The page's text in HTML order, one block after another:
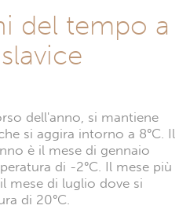
del tempo a
dell'anno, si mantiene
si aggira intorno a 8°C. Il
è il mese di gennaio
di -2°C. Il mese più
mese di luglio dove si
di 20°C.